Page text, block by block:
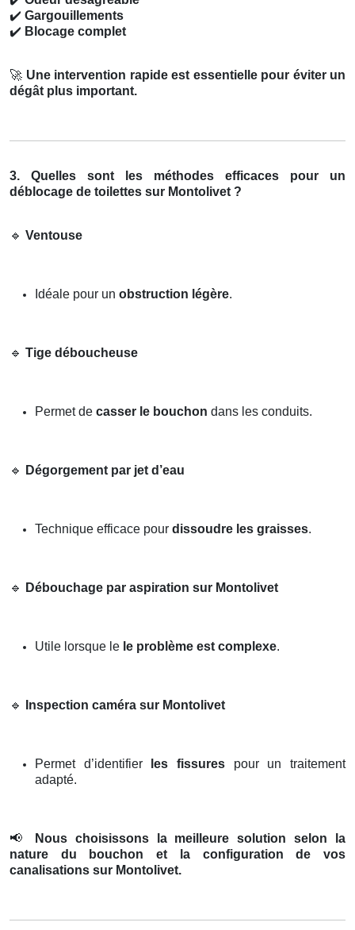
✔️ Gargouillements
✔️ Blocage complet
🚀 Une intervention rapide est essentielle pour éviter un
dégât plus important.
3. Quelles sont les méthodes efficaces pour un
déblocage de toilettes sur Montolivet ?
🔹 Ventouse
Idéale pour un obstruction légère.
🔹 Tige déboucheuse
Permet de casser le bouchon dans les conduits.
🔹 Dégorgement par jet d’eau
Technique efficace pour dissoudre les graisses.
🔹 Débouchage par aspiration sur Montolivet
Utile lorsque le le problème est complexe.
🔹 Inspection caméra sur Montolivet
Permet d’identifier les fissures pour un traitement
adapté.
📢
Nous choisissons la meilleure solution selon la
nature du bouchon et la configuration de vos
canalisations sur Montolivet.